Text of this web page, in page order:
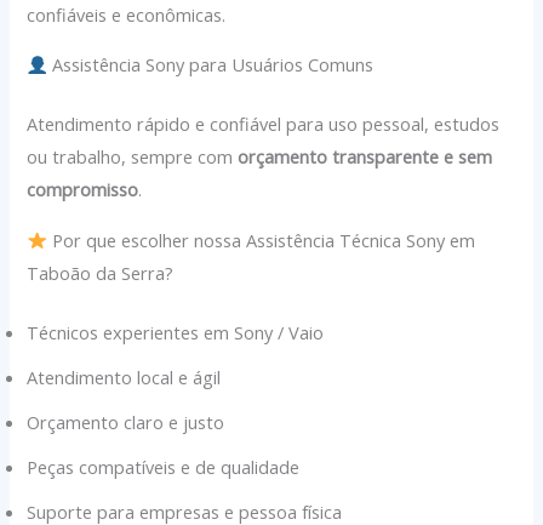
confiáveis e econômicas.
Assistência Sony para Usuários Comuns
Atendimento rápido e confiável para uso pessoal, estudos
ou trabalho, sempre com orçamento transparente e sem
compromisso.
Por que escolher nossa Assistência Técnica Sony em
Taboão da Serra?
Técnicos experientes em Sony / Vaio
Atendimento local e ágil
Orçamento claro e justo
Peças compatíveis e de qualidade
Suporte para empresas e pessoa física